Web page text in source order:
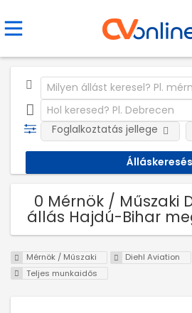
Foglalkoztatás jellege
0 Mérnök / Műszaki
állás Hajdú-Bihar
Mérnök / Műszaki Diehl Aviation
Teljes munkaidős